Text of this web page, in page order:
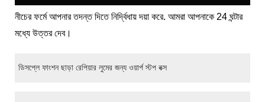
নীচের ফর্মে আপনার তদন্ত দিতে নির্দ্বিধায় দয়া করে. আমরা আপনাকে 24 ঘন্টার
মধ্যে উত্তর দেব।